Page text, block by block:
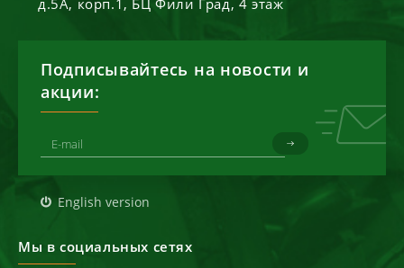
д.5А, корп.1, БЦ Фили Град, 4 этаж
Подписывайтесь на новости и
акции:
English version
Мы в социальных сетях